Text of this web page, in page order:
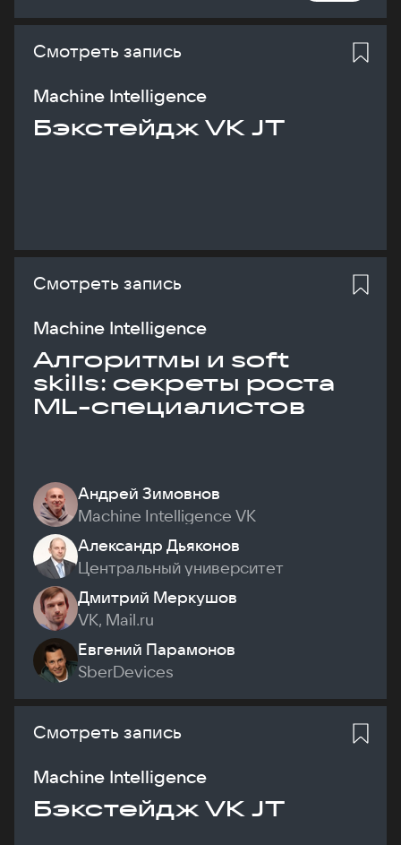
Смотреть запись
Machine Intelligence
Бэкстейдж VK JT
Смотреть запись
Machine Intelligence
Алгоритмы и soft
skills: секреты роста
ML-специалистов
Андрей Зимовнов
Machine Intelligence VK
Александр Дьяконов
Центральный университет
Дмитрий Меркушов
VK, Mail.ru
Евгений Парамонов
SberDevices
Смотреть запись
Machine Intelligence
Бэкстейдж VK JT